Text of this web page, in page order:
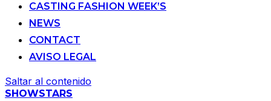
CASTING FASHION WEEK’S
NEWS
CONTACT
AVISO LEGAL
Saltar al contenido
SHOWSTARS